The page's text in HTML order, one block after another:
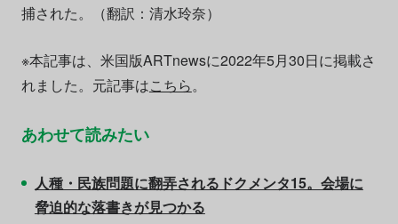
捕された。（翻訳：清水玲奈）
※本記事は、米国版ARTnewsに2022年5月30日に掲載さ
れました。元記事はこちら。
あわせて読みたい
人種・民族問題に翻弄されるドクメンタ15。会場に
脅迫的な落書きが見つかる